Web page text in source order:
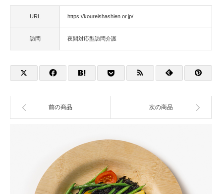
URL https://koureishashien.or.jp/
訪問 夜間対応型訪問介護
前の商品 次の商品